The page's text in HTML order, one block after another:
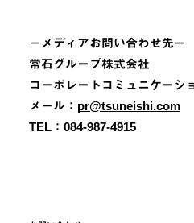
－メディアお問い合わせ先－
常石グループ株式会社
コーポレートコミュニケーシ
メール： pr@tsuneishi.com
TEL：084-987-4915